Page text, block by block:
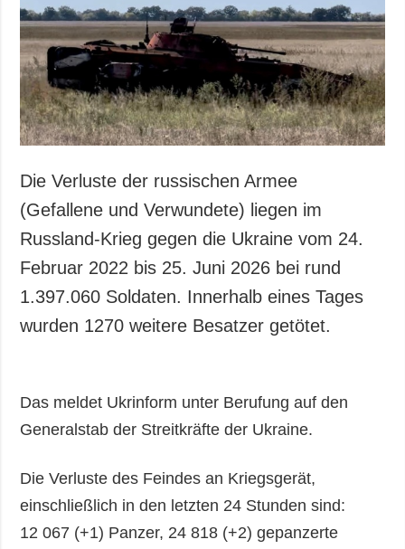
Gesellschaft und
Kultur
Sport
Kriminalität
Notstand und
Notfälle
ZUSÄTZLICH
Veröffentlichungen
Interview
Video
LEISTUNGEN
Abonnement
Fotobank
Die Verluste der russischen Armee
(Gefallene und Verwundete) liegen im
Russland-Krieg gegen die Ukraine vom 24.
Februar 2022 bis 25. Juni 2026 bei rund
1.397.060 Soldaten. Innerhalb eines Tages
wurden 1270 weitere Besatzer getötet.
Das meldet Ukrinform unter Berufung auf den
Generalstab der Streitkräfte der Ukraine.
Die Verluste des Feindes an Kriegsgerät,
einschließlich in den letzten 24 Stunden sind:
12 067 (+1) Panzer, 24 818 (+2) gepanzerte